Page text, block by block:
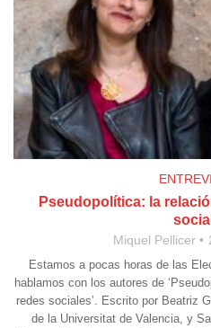
Pseudopolítica: la
Miquel Pellicer
Estamos a pocas horas de las
hablamos con los autores de
redes sociales’. Escrito por Beatriz
de la Universitat de Valencia, y